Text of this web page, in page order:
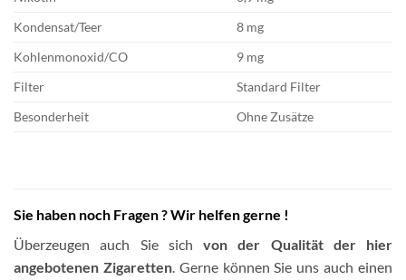
Kondensat/Teer
8 mg
Kohlenmonoxid/CO
9 mg
Filter
Standard Filter
Besonderheit
Ohne Zusätze
Sie haben noch Fragen ? Wir helfen gerne !
Überzeugen auch Sie sich von der Qualität der hier
angebotenen Zigaretten. Gerne können Sie uns auch einen